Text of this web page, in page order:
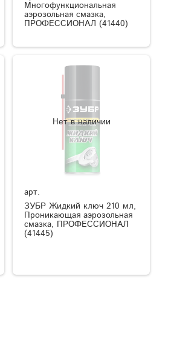
Многофункциональная
аэрозольная смазка,
ПРОФЕССИОНАЛ (41440)
Нет в наличии
арт.
ЗУБР Жидкий ключ 210 мл,
Проникающая аэрозольная
смазка, ПРОФЕССИОНАЛ
(41445)